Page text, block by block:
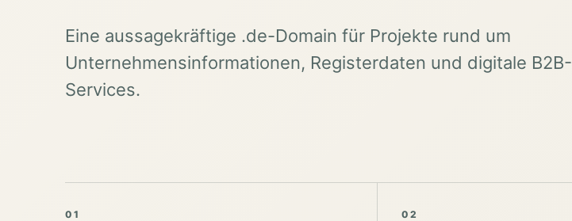
Eine aussagekräftige .de-Domain für Projekte rund um
Unternehmensinformationen, Registerdaten und digitale B2B-
Services.
01 02